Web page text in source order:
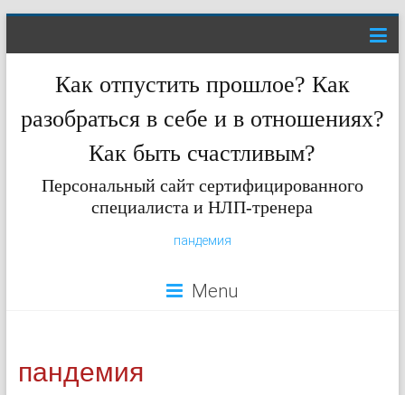
Как отпустить прошлое? Как
разобраться в себе и в отношениях?
Как быть счастливым?
Персональный сайт сертифицированного
специалиста и НЛП-тренера
пандемия
Menu
пандемия